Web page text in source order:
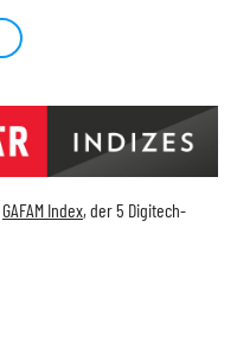
GAFAM Index, der 5 Digitech-